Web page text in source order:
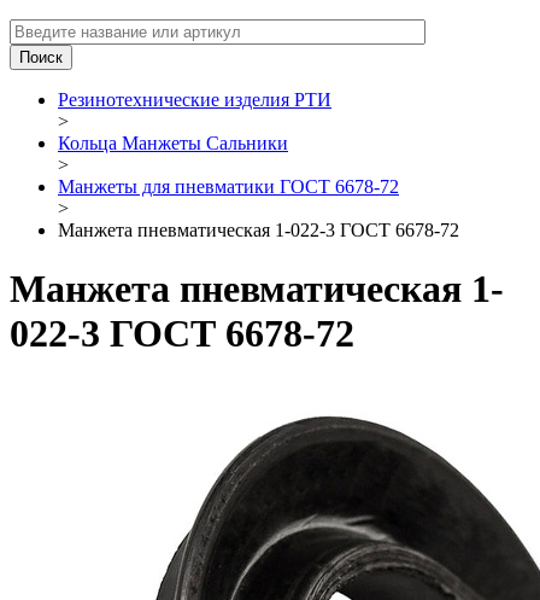
Резинотехнические изделия РТИ
>
Кольца Манжеты Сальники
>
Манжеты для пневматики ГОСТ 6678-72
>
Манжета пневматическая 1-022-3 ГОСТ 6678-72
Манжета пневматическая 1-
022-3 ГОСТ 6678-72